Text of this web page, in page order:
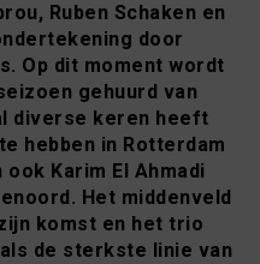
Ruben Schaken en
door
Op dit moment wordt
gehuurd van
diverse keren heeft
hebben in Rotterdam
Karim El Ahmadi
Het middenveld
komst en het trio
de sterkste linie van